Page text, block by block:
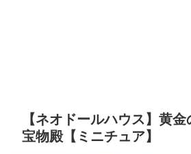
【ネオドールハウス】黄
宝物殿【ミニチュア】